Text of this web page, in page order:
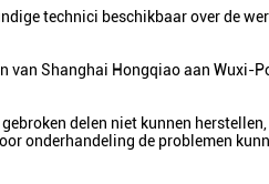
technici beschikbaar over de
Shanghai Hongqiao aan Wuxi-
delen niet kunnen
onderhandeling de problemen